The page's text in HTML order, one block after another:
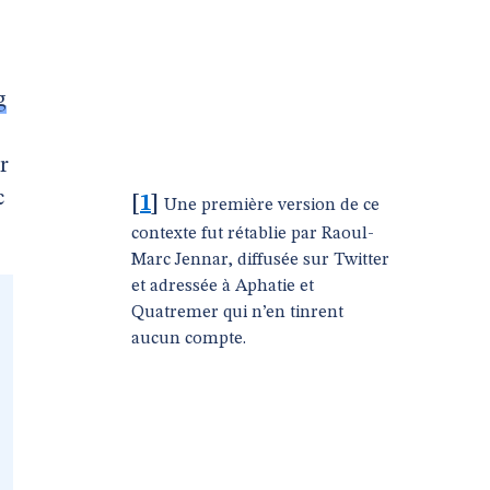
1
Une première version de ce
contexte fut rétablie par Raoul-
Marc Jennar, diffusée sur Twitter
et adressée à Aphatie et
Quatremer qui n’en tinrent
aucun compte.